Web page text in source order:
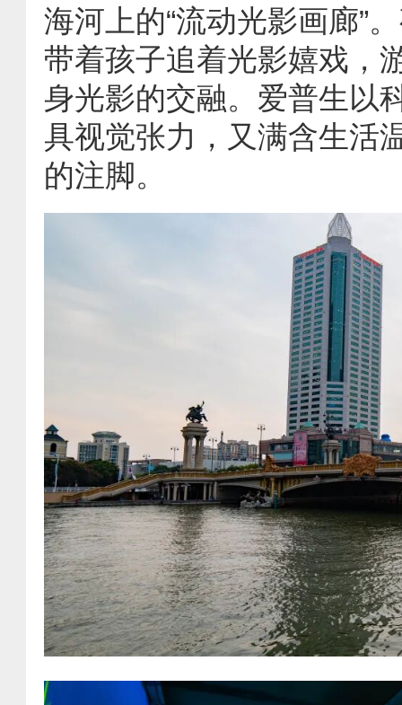
海河上的“流动光影画廊”
带着孩子追着光影嬉戏，
身光影的交融。爱普生以
具视觉张力，又满含生活
的注脚。